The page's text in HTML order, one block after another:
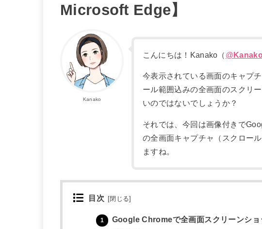
Microsoft Edge】
Kanako
こんにちは！Kanako（ @
今表示されている画面のキャプ
ール範囲込みの全画面のスクリ
いのではないでしょうか？
それでは、今回は画像付きで
の全画面キャプチャ（スクロー
ますね。
目次 [閉じる]
1
Google Chromeで全画面スクリーンショ